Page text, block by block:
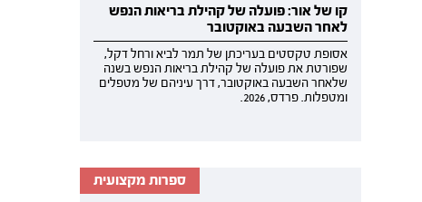
קו של אור: פועלה של קהילת בריאות הנפש
לאחר השבעה באוקטובר
אסופת טקסטים בעריכתן של תמר לביא ורחל דקל,
שפורטת את פועלה של קהילת בריאות הנפש בשנה
שלאחר השבעה באוקטובר, דרך עיניהם של מטפלים
ומטפלות. פרדס, 2026.
ספרות מקצועית